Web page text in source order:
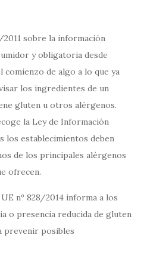
2011 sobre la información
y obligatoria desde
comienzo de algo a lo que ya
los ingredientes de un
gluten u otros alérgenos.
la Ley de Información
los establecimientos deben
de los principales alérgenos
ofrecen.
nº 828/2014 informa a los
o presencia reducida de gluten
prevenir posibles